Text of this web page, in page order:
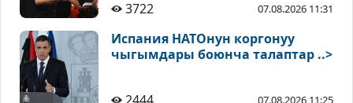
3722 07.08.2026 11:31
Испания НАТОнун коргонуу
чыгымдары боюнча талаптар ..>
07.08.2026 11:25